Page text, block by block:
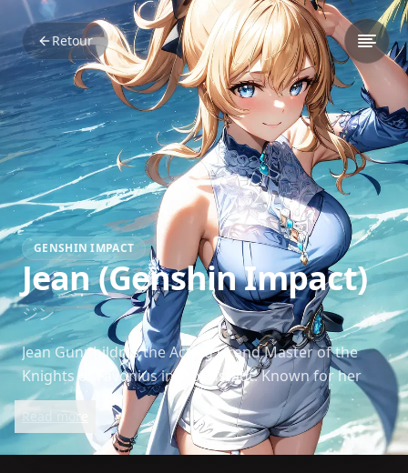
Retour
GENSHIN IMPACT
Jean (Genshin Impact)
ジン
Jean Gunnhildr is the Acting Grand Master of the
Knights of Favonius in Mondstadt. Known for her
unwavering dedication to protecting the people,
Jean is a kind and responsible leader who carries a
deep sense of duty. Despite the immense pressure
Read more